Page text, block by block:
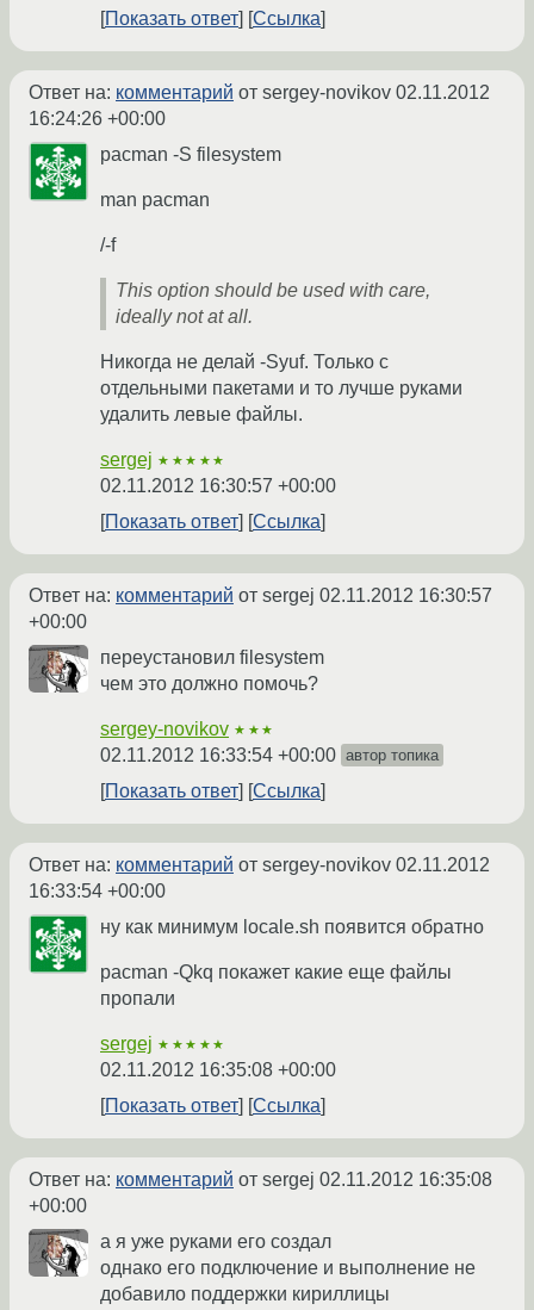
Показать ответ Ссылка
Ответ на: комментарий от sergey-novikov 02.11.2012
16:24:26 +00:00
pacman -S filesystem
man pacman
/-f
This option should be used with care,
ideally not at all.
Никогда не делай -Syuf. Только с
отдельными пакетами и то лучше руками
удалить левые файлы.
sergej ★★★★★
02.11.2012 16:30:57 +00:00
Показать ответ
Ссылка
Ответ на: комментарий от sergej 02.11.2012 16:30:57
+00:00
переустановил filesystem
чем это должно помочь?
sergey-novikov ★★★
02.11.2012 16:33:54 +00:00 автор топика
Показать ответ Ссылка
Ответ на: комментарий от sergey-novikov 02.11.2012
16:33:54 +00:00
ну как минимум locale.sh появится обратно
pacman -Qkq покажет какие еще файлы
пропали
sergej ★★★★★
02.11.2012 16:35:08 +00:00
Показать ответ
Ссылка
Ответ на: комментарий от sergej 02.11.2012 16:35:08
+00:00
а я уже руками его создал
однако его подключение и выполнение не
добавило поддержки кириллицы